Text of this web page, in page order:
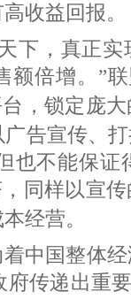
收益回报。
下，真正
额倍增。”
，锁定庞
告宣传、
也不能保证
同样以宣
经营。
中国整体
府传递出重